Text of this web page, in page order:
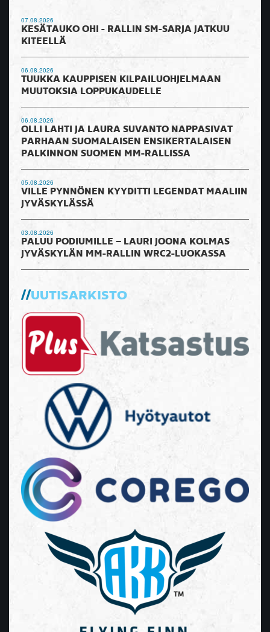
07.08.2026
KESÄTAUKO OHI - RALLIN SM-SARJA JATKUU
KITEELLÄ
06.08.2026
TUUKKA KAUPPISEN KILPAILUOHJELMAAN
MUUTOKSIA LOPPUKAUDELLE
06.08.2026
OLLI LAHTI JA LAURA SUVANTO NAPPASIVAT
PARHAAN SUOMALAISEN ENSIKERTALAISEN
PALKINNON SUOMEN MM-RALLISSA
05.08.2026
VILLE PYNNÖNEN KYYDITTI LEGENDAT MAALIIN
JYVÄSKYLÄSSÄ
03.08.2026
PALUU PODIUMILLE – LAURI JOONA KOLMAS
JYVÄSKYLÄN MM-RALLIN WRC2-LUOKASSA
UUTISARKISTO